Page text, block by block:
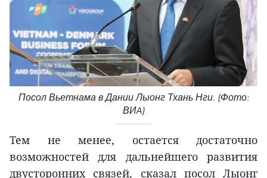
Посол Вьетнама в Дании Лыонг Тхань Нги. (Фото:
ВИA)
Тем не менее, остается достаточно
возможностей для дальнейшего развития
двусторонних связей, сказал посол Лыонг